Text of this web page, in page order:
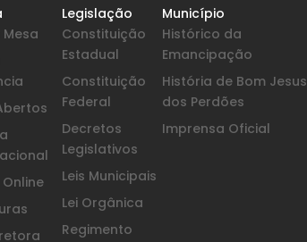
Legislação
Constituição
Estadual
Constituição
Federal
Decretos
Legislativos
Leis Municipais
Lei Orgânica
Regimento
Município
Histórico da
Emancipação
História de Bom Jesus
dos Perdões
Imprensa Oficial